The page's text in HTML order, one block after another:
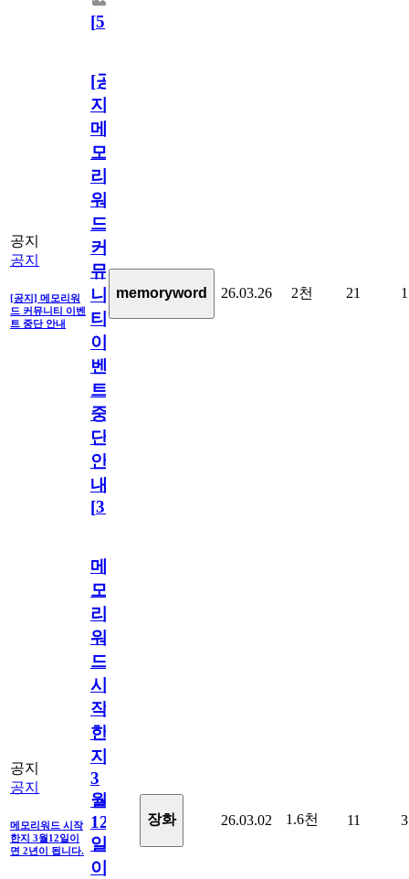
[5]
공지
공지
[공지] 메모리워
드 커뮤니티 이벤
트 중단 안내
[공
지]
메
모
리
워
드
커
뮤
니
티
이
벤
트
중
단
안
내
[31
memoryword 26.03.26 2천 21 1
공지
공지
메모리워드 시작
한지 3월12일이
면 2년이 됩니다.
메
모
리
워
드
시
작
한
지
3
월
12
일
이
장화 26.03.02 1.6천 11 3